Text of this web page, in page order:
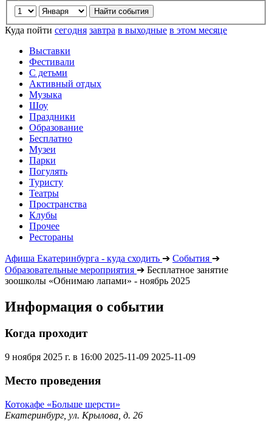
Куда пойти сегодня завтра в выходные в этом месяце
Выставки
Фестивали
С детьми
Активный отдых
Музыка
Шоу
Праздники
Образование
Бесплатно
Музеи
Парки
Погулять
Туристу
Театры
Пространства
Клубы
Прочее
Рестораны
Афиша Екатеринбурга - куда сходить ➔ События ➔
Образовательные мероприятия ➔ Бесплатное занятие
зоошколы «Обнимаю лапами» - ноябрь 2025
Информация о событии
Когда проходит
9 ноября 2025 г. в 16:00 2025-11-09 2025-11-09
Место проведения
Котокафе «Больше шерсти»
Екатеринбург, ул. Крылова, д. 26